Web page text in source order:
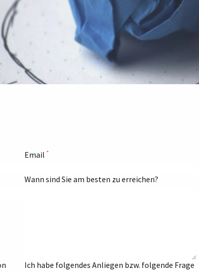
Email *
Wann sind Sie am besten zu erreichen?
Ich habe folgendes Anliegen bzw. folgende Frage